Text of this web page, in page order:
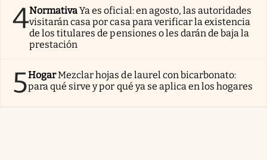
4NormativaYa es oficial: en agosto, las autoridades
visitarán casa por casa para verificar la existencia
de los titulares de pensiones o les darán de baja la
prestación
5HogarMezclar hojas de laurel con bicarbonato:
para qué sirve y por qué ya se aplica en los hogares